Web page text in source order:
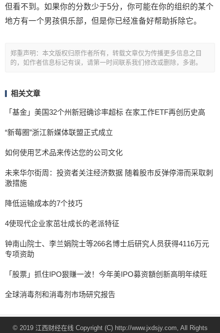
但看不到。如果你的分数少于5分，你可能在你的组织的某个
地方有一个男孩俱乐部，但是你已经准备好帮助拆除它。
郑重声明：本文版权归原作者所有，转载文章仅为传播更多信息之目
的，如作者信息标记有误，请第一时间联系我们修改或删除，多谢。
相关文章
「基金」美国32个州新冠确诊率超标 在家工作ETF再创历史高
“新莓圈”浙江新媒体联盟正式成立
如何使用艺术品来传达您的公司文化
未来华尔街周：投资者关注经济数据 随着股市反弹停滞而采取刺
激措施
降低运输成本的7个技巧
4使现代企业家茁壮成长的老派特征
钟南山院士、李兰娟院士等266名博士后研究人员获得4116万元
专项资助
「股票」抓住IPO狠赚一波！今年美IPO募资額创新高明年续旺
全球消毒剂和消毒剂市场研究报告
© 2019 江西财经在线 Copyright (C) http://www.jxdsjy.com, All Rights